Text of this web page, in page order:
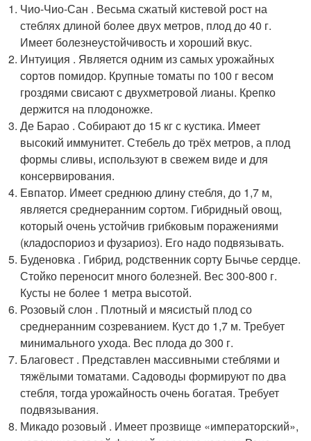
Чио-Чио-Сан . Весьма сжатый кистевой рост на
стеблях длиной более двух метров, плод до 40 г.
Имеет болезнеустойчивость и хороший вкус.
Интуиция . Является одним из самых урожайных
сортов помидор. Крупные томаты по 100 г весом
гроздями свисают с двухметровой лианы. Крепко
держится на плодоножке.
Де Барао . Собирают до 15 кг с кустика. Имеет
высокий иммунитет. Стебель до трёх метров, а плод
формы сливы, используют в свежем виде и для
консервирования.
Евпатор. Имеет среднюю длину стебля, до 1,7 м,
является среднеранним сортом. Гибридный овощ,
который очень устойчив грибковым поражениями
(кладоспориоз и фузариоз). Его надо подвязывать.
Буденовка . Гибрид, родственник сорту Бычье сердце.
Стойко переносит много болезней. Вес 300-800 г.
Кусты не более 1 метра высотой.
Розовый слон . Плотный и мясистый плод со
среднеранним созреванием. Куст до 1,7 м. Требует
минимального ухода. Вес плода до 300 г.
Благовест . Представлен массивными стеблями и
тяжёлыми томатами. Садоводы формируют по два
стебля, тогда урожайность очень богатая. Требует
подвязывания.
Микадо розовый . Имеет прозвище «императорский»,